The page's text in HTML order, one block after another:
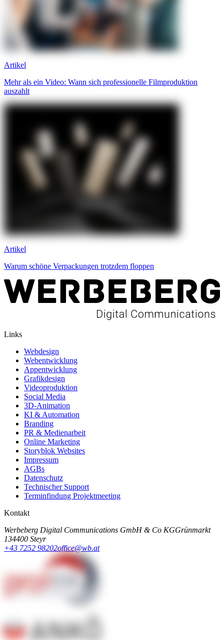
Artikel
Mehr als ein Video: Wann sich professionelle Filmproduktion
auszahlt
Artikel
Warum schöne Verpackungen trotzdem floppen
Links
Webdesign
Webentwicklung
Appentwicklung
Grafikdesign
Videoproduktion
Social Media
3D-Animation
KI & Automation
Branding
PR & Medienarbeit
Online Marketing
Storyblok Websites
Impressum
AGBs
Datenschutz
Technischer Support
Terminfindung Projektmeeting
Kontakt
Werbeberg Digital Communications GmbH & Co KGGrünmarkt
134400 Steyr
+43 7252 98202office@wb.at